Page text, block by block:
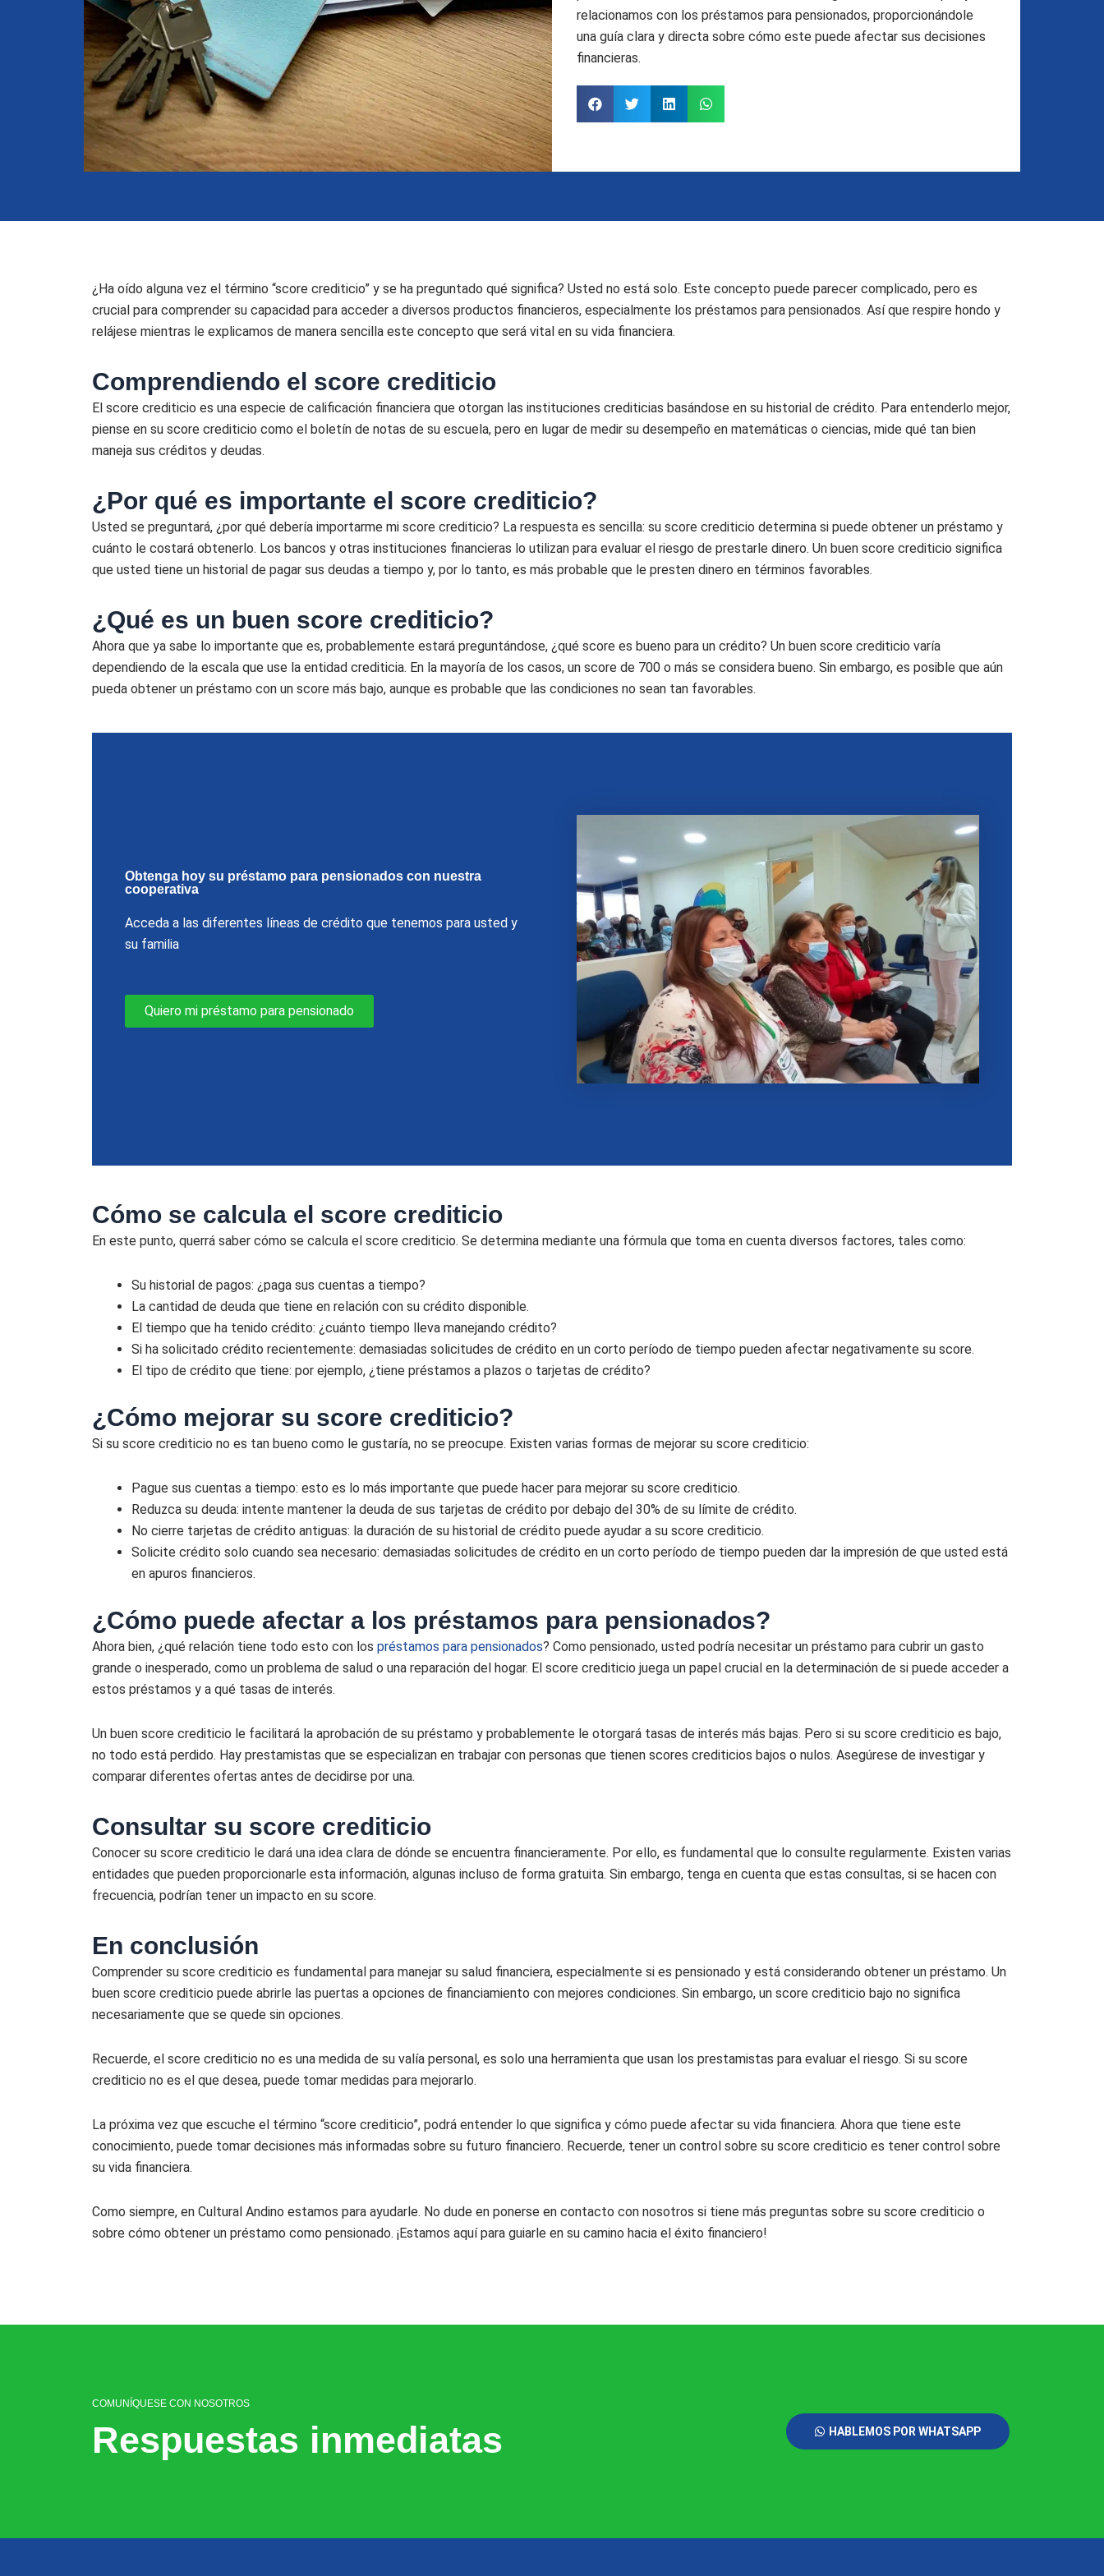
relacionamos con los préstamos para pensionados, proporcionándole
una guía clara y directa sobre cómo este puede afectar sus decisiones
financieras.
¿Ha oído alguna vez el término “score crediticio” y se ha preguntado qué significa? Usted no está solo. Este concepto puede parecer complicado, pero es
crucial para comprender su capacidad para acceder a diversos productos financieros, especialmente los préstamos para pensionados. Así que respire hondo y
relájese mientras le explicamos de manera sencilla este concepto que será vital en su vida financiera.
Comprendiendo el score crediticio
El score crediticio es una especie de calificación financiera que otorgan las instituciones crediticias basándose en su historial de crédito. Para entenderlo mejor,
piense en su score crediticio como el boletín de notas de su escuela, pero en lugar de medir su desempeño en matemáticas o ciencias, mide qué tan bien
maneja sus créditos y deudas.
¿Por qué es importante el score crediticio?
Usted se preguntará, ¿por qué debería importarme mi score crediticio? La respuesta es sencilla: su score crediticio determina si puede obtener un préstamo y
cuánto le costará obtenerlo. Los bancos y otras instituciones financieras lo utilizan para evaluar el riesgo de prestarle dinero. Un buen score crediticio significa
que usted tiene un historial de pagar sus deudas a tiempo y, por lo tanto, es más probable que le presten dinero en términos favorables.
¿Qué es un buen score crediticio?
Ahora que ya sabe lo importante que es, probablemente estará preguntándose, ¿qué score es bueno para un crédito? Un buen score crediticio varía
dependiendo de la escala que use la entidad crediticia. En la mayoría de los casos, un score de 700 o más se considera bueno. Sin embargo, es posible que aún
pueda obtener un préstamo con un score más bajo, aunque es probable que las condiciones no sean tan favorables.
Obtenga hoy su préstamo para pensionados con nuestra
cooperativa
Acceda a las diferentes líneas de crédito que tenemos para usted y
su familia
Quiero mi préstamo para pensionado
Cómo se calcula el score crediticio
En este punto, querrá saber cómo se calcula el score crediticio. Se determina mediante una fórmula que toma en cuenta diversos factores, tales como:
Su historial de pagos: ¿paga sus cuentas a tiempo?
La cantidad de deuda que tiene en relación con su crédito disponible.
El tiempo que ha tenido crédito: ¿cuánto tiempo lleva manejando crédito?
Si ha solicitado crédito recientemente: demasiadas solicitudes de crédito en un corto período de tiempo pueden afectar negativamente su score.
El tipo de crédito que tiene: por ejemplo, ¿tiene préstamos a plazos o tarjetas de crédito?
¿Cómo mejorar su score crediticio?
Si su score crediticio no es tan bueno como le gustaría, no se preocupe. Existen varias formas de mejorar su score crediticio:
Pague sus cuentas a tiempo: esto es lo más importante que puede hacer para mejorar su score crediticio.
Reduzca su deuda: intente mantener la deuda de sus tarjetas de crédito por debajo del 30% de su límite de crédito.
No cierre tarjetas de crédito antiguas: la duración de su historial de crédito puede ayudar a su score crediticio.
Solicite crédito solo cuando sea necesario: demasiadas solicitudes de crédito en un corto período de tiempo pueden dar la impresión de que usted está
en apuros financieros.
¿Cómo puede afectar a los préstamos para pensionados?
Ahora bien, ¿qué relación tiene todo esto con los préstamos para pensionados? Como pensionado, usted podría necesitar un préstamo para cubrir un gasto
grande o inesperado, como un problema de salud o una reparación del hogar. El score crediticio juega un papel crucial en la determinación de si puede acceder a
estos préstamos y a qué tasas de interés.
Un buen score crediticio le facilitará la aprobación de su préstamo y probablemente le otorgará tasas de interés más bajas. Pero si su score crediticio es bajo,
no todo está perdido. Hay prestamistas que se especializan en trabajar con personas que tienen scores crediticios bajos o nulos. Asegúrese de investigar y
comparar diferentes ofertas antes de decidirse por una.
Consultar su score crediticio
Conocer su score crediticio le dará una idea clara de dónde se encuentra financieramente. Por ello, es fundamental que lo consulte regularmente. Existen varias
entidades que pueden proporcionarle esta información, algunas incluso de forma gratuita. Sin embargo, tenga en cuenta que estas consultas, si se hacen con
frecuencia, podrían tener un impacto en su score.
En conclusión
Comprender su score crediticio es fundamental para manejar su salud financiera, especialmente si es pensionado y está considerando obtener un préstamo. Un
buen score crediticio puede abrirle las puertas a opciones de financiamiento con mejores condiciones. Sin embargo, un score crediticio bajo no significa
necesariamente que se quede sin opciones.
Recuerde, el score crediticio no es una medida de su valía personal, es solo una herramienta que usan los prestamistas para evaluar el riesgo. Si su score
crediticio no es el que desea, puede tomar medidas para mejorarlo.
La próxima vez que escuche el término “score crediticio”, podrá entender lo que significa y cómo puede afectar su vida financiera. Ahora que tiene este
conocimiento, puede tomar decisiones más informadas sobre su futuro financiero. Recuerde, tener un control sobre su score crediticio es tener control sobre
su vida financiera.
Como siempre, en Cultural Andino estamos para ayudarle. No dude en ponerse en contacto con nosotros si tiene más preguntas sobre su score crediticio o
sobre cómo obtener un préstamo como pensionado. ¡Estamos aquí para guiarle en su camino hacia el éxito financiero!
COMUNÍQUESE CON NOSOTROS
Respuestas inmediatas HABLEMOS POR WHATSAPP